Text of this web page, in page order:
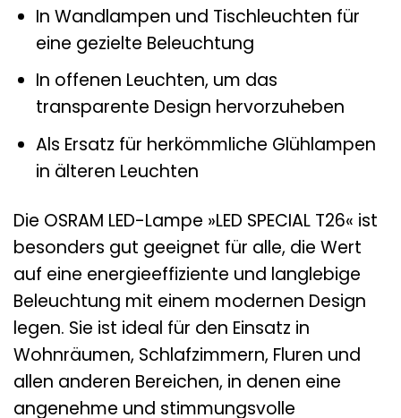
In Wandlampen und Tischleuchten für
eine gezielte Beleuchtung
In offenen Leuchten, um das
transparente Design hervorzuheben
Als Ersatz für herkömmliche Glühlampen
in älteren Leuchten
Die OSRAM LED-Lampe »LED SPECIAL T26« ist
besonders gut geeignet für alle, die Wert
auf eine energieeffiziente und langlebige
Beleuchtung mit einem modernen Design
legen. Sie ist ideal für den Einsatz in
Wohnräumen, Schlafzimmern, Fluren und
allen anderen Bereichen, in denen eine
angenehme und stimmungsvolle